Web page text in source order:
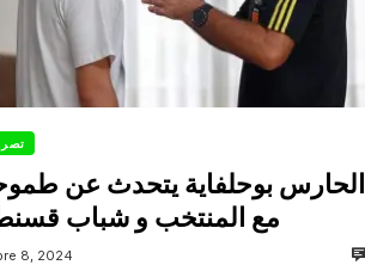
الحارس بوحلفاية يتحدث عن
مع المنتخب و شباب
8, 2024